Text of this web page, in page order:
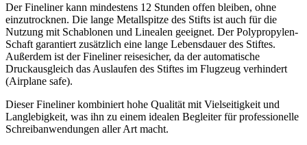
Der Fineliner kann mindestens 12 Stunden offen bleiben, ohne
einzutrocknen. Die lange Metallspitze des Stifts ist auch für die
Nutzung mit Schablonen und Linealen geeignet. Der Polypropylen-
Schaft garantiert zusätzlich eine lange Lebensdauer des Stiftes.
Außerdem ist der Fineliner reisesicher, da der automatische
Druckausgleich das Auslaufen des Stiftes im Flugzeug verhindert
(Airplane safe).
Dieser Fineliner kombiniert hohe Qualität mit Vielseitigkeit und
Langlebigkeit, was ihn zu einem idealen Begleiter für professionelle
Schreibanwendungen aller Art macht.